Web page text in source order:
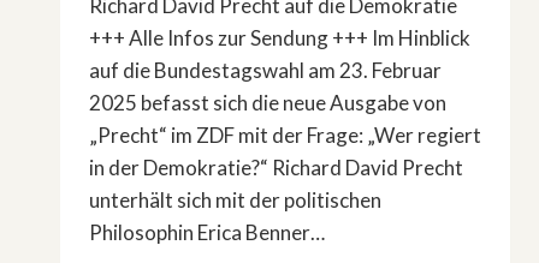
Richard David Precht auf die Demokratie
+++ Alle Infos zur Sendung +++ Im Hinblick
auf die Bundestagswahl am 23. Februar
2025 befasst sich die neue Ausgabe von
„Precht“ im ZDF mit der Frage: „Wer regiert
in der Demokratie?“ Richard David Precht
unterhält sich mit der politischen
Philosophin Erica Benner…